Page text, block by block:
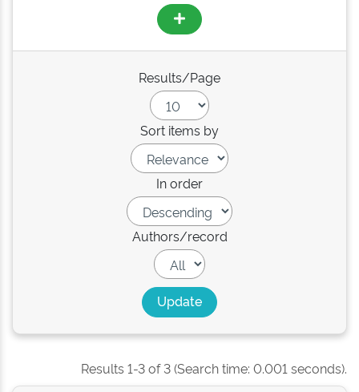
Results/Page
Sort items by
In order
Authors/record
Results 1-3 of 3 (Search time: 0.001 seconds).